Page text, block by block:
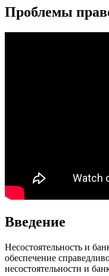
Проблемы
Введение
Несостоятельность и
обеспечение
несостоятельности и